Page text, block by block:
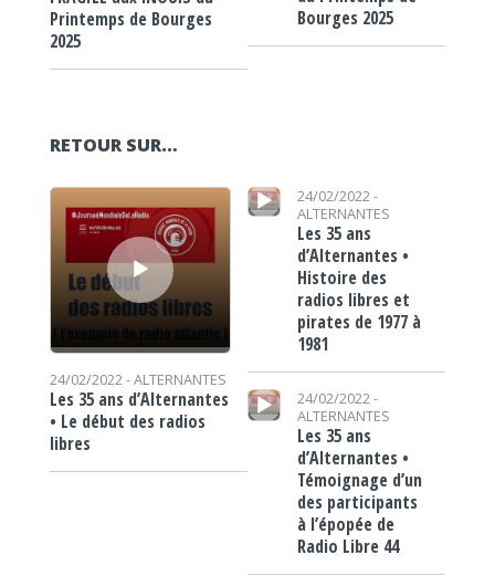
Printemps de Bourges
2025
Bourges 2025
RETOUR SUR…
Lecteur audio
24/02/2022 -ALTERNANTES
Les 35 ans d’Alternantes
• Le début des radios
libres
Lecteur audio
24/02/2022 -
ALTERNANTES
Les 35 ans
d’Alternantes •
Histoire des
radios libres et
pirates de 1977 à
1981
Lecteur audio
24/02/2022 -
ALTERNANTES
Les 35 ans
d’Alternantes •
Témoignage d’un
des participants
à l’épopée de
Radio Libre 44